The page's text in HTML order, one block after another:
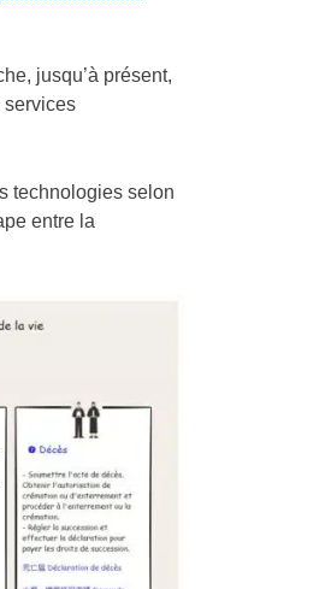
jusqu’à présent,
services
technologies selon
entre la